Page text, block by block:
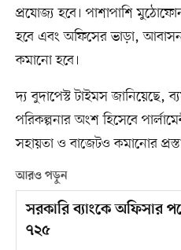
প্রযোজ্য হবে। পাশাপাশি
হবে এবং অফিসের ভাড়া, আবাসন
কমানো হবে।
দ্য বুদাপেস্ট টাইমস জানিয়েছে,
পরিকল্পনার অংশ হিসেবে
সহায়তা ও বাজেটও কমানোর
আরও পড়ুন
সরকারি ব্যাংকে অফিসার
৭২৫